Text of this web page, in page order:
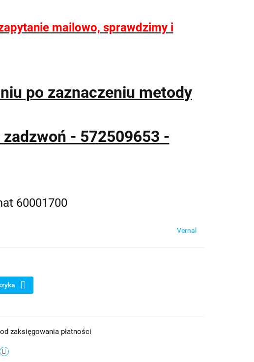
mailowo, sprawdzimy i
po zaznaczeniu metody
- 572509653 -
60001700
Vernal
zaksięgowania płatności